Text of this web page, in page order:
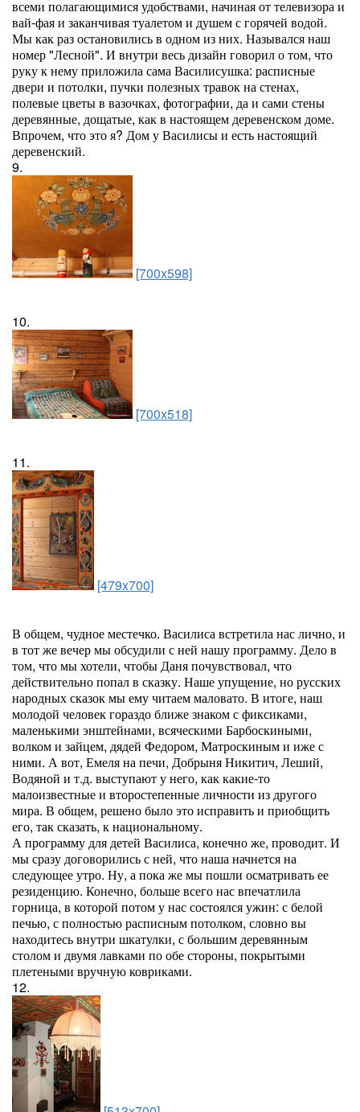
всеми полагающимися удобствами, начиная от телевизора и
вай-фая и заканчивая туалетом и душем с горячей водой.
Мы как раз остановились в одном из них. Назывался наш
номер "Лесной". И внутри весь дизайн говорил о том, что
руку к нему приложила сама Василисушка: расписные
двери и потолки, пучки полезных травок на стенах,
полевые цветы в вазочках, фотографии, да и сами стены
деревянные, дощатые, как в настоящем деревенском доме.
Впрочем, что это я? Дом у Василисы и есть настоящий
деревенский.
9.
[700x598]
10.
[700x518]
11.
[479x700]
В общем, чудное местечко. Василиса встретила нас лично, и
в тот же вечер мы обсудили с ней нашу программу. Дело в
том, что мы хотели, чтобы Даня почувствовал, что
действительно попал в сказку. Наше упущение, но русских
народных сказок мы ему читаем маловато. В итоге, наш
молодой человек гораздо ближе знаком с фиксиками,
маленькими энштейнами, всяческими Барбоскиными,
волком и зайцем, дядей Федором, Матроскиным и иже с
ними. А вот, Емеля на печи, Добрыня Никитич, Леший,
Водяной и т.д. выступают у него, как какие-то
малоизвестные и второстепенные личности из другого
мира. В общем, решено было это исправить и приобщить
его, так сказать, к национальному.
А программу для детей Василиса, конечно же, проводит. И
мы сразу договорились с ней, что наша начнется на
следующее утро. Ну, а пока же мы пошли осматривать ее
резиденцию. Конечно, больше всего нас впечатлила
горница, в которой потом у нас состоялся ужин: с белой
печью, с полностью расписным потолком, словно вы
находитесь внутри шкатулки, с большим деревянным
столом и двумя лавками по обе стороны, покрытыми
плетеными вручную ковриками.
12.